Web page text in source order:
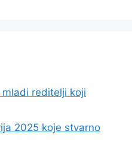
mladi reditelji koji
2025 koje stvarno